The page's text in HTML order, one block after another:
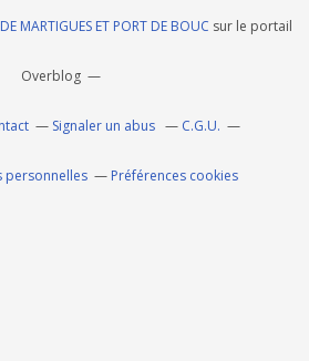
DE MARTIGUES ET PORT DE BOUC sur le portail
Overblog
Signaler un abus C.G.U.
personnelles Préférences cookies